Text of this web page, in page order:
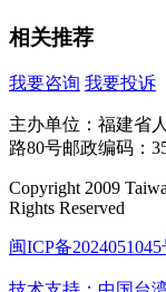
相关推荐
我要咨询 我要投诉
主办单位：福建省
路80号邮政编码：
Copyright 2009
Rights Reserved
闽ICP备